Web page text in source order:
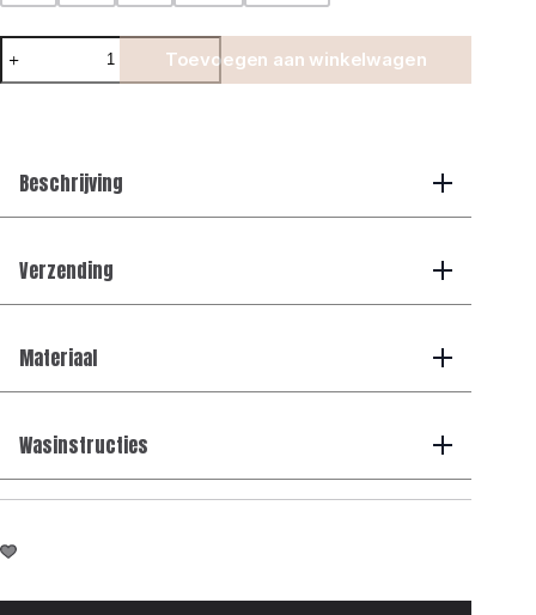
Premium
Tech
Gilet
Toevoegen aan winkelwagen
Beschrijving
Verzending
Materiaal
Wasinstructies